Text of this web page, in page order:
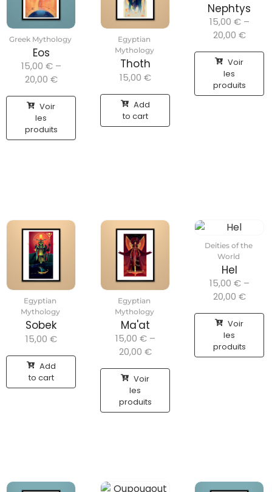
Greek Mythology
Eos
15,00 € –
20,00 €
Voir
les
produits
Egyptian
Mythology
Thoth
15,00 €
Add
to cart
Nephtys
15,00 € –
20,00 €
Voir
les
produits
Egyptian
Mythology
Sobek
15,00 €
Add
to cart
Egyptian
Mythology
Ma'at
15,00 € –
20,00 €
Voir
les
produits
Deities of the
World
Hel
15,00 € –
20,00 €
Voir
les
produits